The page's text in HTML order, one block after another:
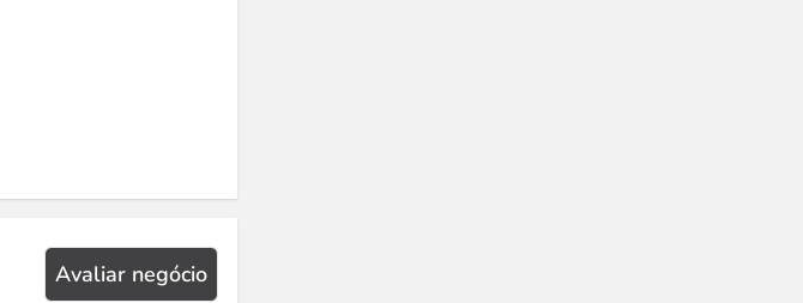
Avaliar negócio